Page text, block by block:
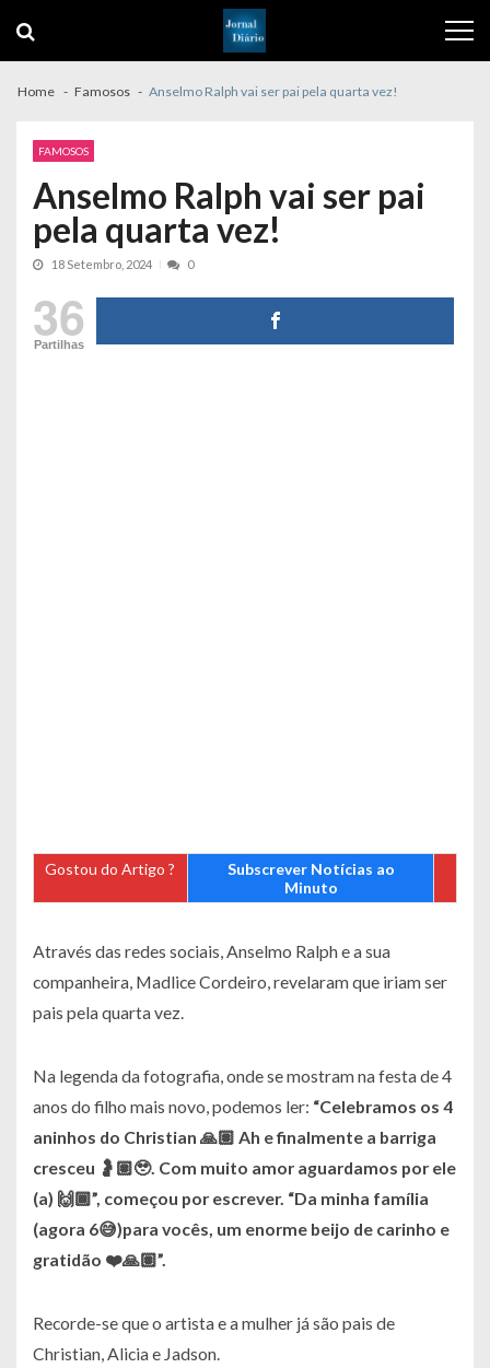
navigation
content
Home Famosos Anselmo Ralph vai ser pai pela quarta vez!
FAMOSOS
Anselmo Ralph vai ser pai
pela quarta vez!
18 Setembro, 2024 0
36
Partilhas
Gostou do Artigo ?
Subscrever Notícias ao
Minuto
Através das redes sociais, Anselmo Ralph e a sua
companheira, Madlice Cordeiro, revelaram que iriam ser
pais pela quarta vez.
Na legenda da fotografia, onde se mostram na festa de 4
anos do filho mais novo, podemos ler: “Celebramos os 4
aninhos do Christian 🙏🏽 Ah e finalmente a barriga
cresceu 🤰🏽🥹. Com muito amor aguardamos por ele
(a) 🙌🏾”, começou por escrever. “Da minha família
(agora 6😅)para vocês, um enorme beijo de carinho e
gratidão ❤️🙏🏽”.
Recorde-se que o artista e a mulher já são pais de
Christian, Alicia e Jadson.